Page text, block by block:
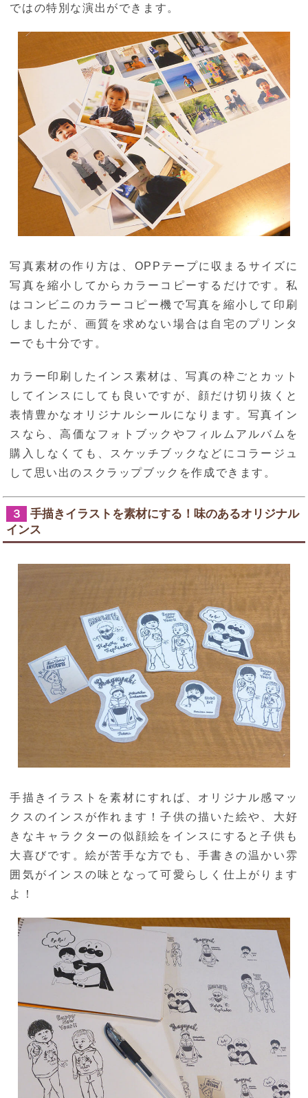
ではの特別な演出ができます。
写真素材の作り方は、OPPテープに収まるサイズに
写真を縮小してからカラーコピーするだけです。私
はコンビニのカラーコピー機で写真を縮小して印刷
しましたが、画質を求めない場合は自宅のプリンタ
ーでも十分です。
カラー印刷したインス素材は、写真の枠ごとカット
してインスにしても良いですが、顔だけ切り抜くと
表情豊かなオリジナルシールになります。写真イン
スなら、高価なフォトブックやフィルムアルバムを
購入しなくても、スケッチブックなどにコラージュ
して思い出のスクラップブックを作成できます。
３
手描きイラストを素材にする！味のあるオリジナル
インス
手描きイラストを素材にすれば、オリジナル感マッ
クスのインスが作れます！子供の描いた絵や、大好
きなキャラクターの似顔絵をインスにすると子供も
大喜びです。絵が苦手な方でも、手書きの温かい雰
囲気がインスの味となって可愛らしく仕上がります
よ！